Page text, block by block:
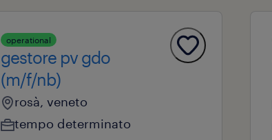
operational
gestore pv gdo
(m/f/nb)
rosà, veneto
tempo determinato